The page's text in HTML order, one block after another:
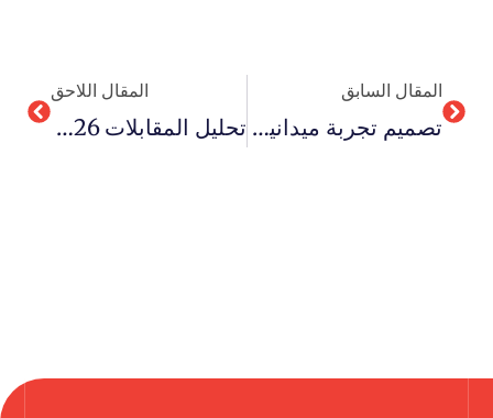
المقال السابق
تصميم تجربة ميدانية في 7 خطوات ناجحة
المقال اللاحق
تحليل المقابلات 2026 باستخدام الكودات